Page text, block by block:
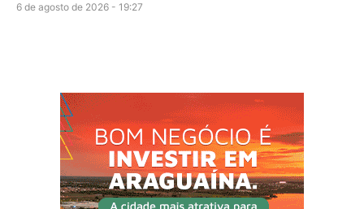
6 de agosto de 2026 - 19:27